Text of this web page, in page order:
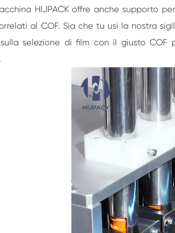
HIJPACK offre anche supporto
al COF. Sia che tu usi la nostra
selezione di film con il giusto